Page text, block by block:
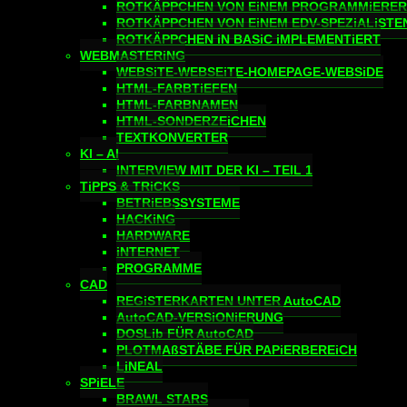
ROTKÄPPCHEN VON EiNEM
ROTKÄPPCHEN VON EiNEM EDV-
ROTKÄPPCHEN iN BASiC iMPLEMENTiERT
WEBMASTERiNG
WEBSiTE-WEBSEiTE-HOMEPAGE-WEBSiDE
HTML-FARBTiEFEN
HTML-FARBNAMEN
HTML-SONDERZEiCHEN
TEXTKONVERTER
KI – AI
INTERVIEW MIT DER KI – TEIL 1
TiPPS & TRiCKS
BETRiEBSSYSTEME
HACKiNG
HARDWARE
iNTERNET
PROGRAMME
CAD
REGiSTERKARTEN UNTER AutoCAD
AutoCAD-VERSiONiERUNG
DOSLib FÜR AutoCAD
PLOTMAßSTÄBE FÜR PAPiERBEREiCH
LiNEAL
SPiELE
BRAWL STARS